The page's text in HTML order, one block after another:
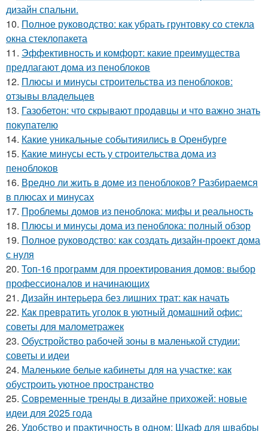
дизайн спальни.
10. Полное руководство: как убрать грунтовку со стекла
окна стеклопакета
11. Эффективность и комфорт: какие преимущества
предлагают дома из пеноблоков
12. Плюсы и минусы строительства из пеноблоков:
отзывы владельцев
13. Газобетон: что скрывают продавцы и что важно знать
покупателю
14. Какие уникальные событияились в Оренбурге
15. Какие минусы есть у строительства дома из
пеноблоков
16. Вредно ли жить в доме из пеноблоков? Разбираемся
в плюсах и минусах
17. Проблемы домов из пеноблока: мифы и реальность
18. Плюсы и минусы дома из пеноблока: полный обзор
19. Полное руководство: как создать дизайн-проект дома
с нуля
20. Топ-16 программ для проектирования домов: выбор
профессионалов и начинающих
21. Дизайн интерьера без лишних трат: как начать
22. Как превратить уголок в уютный домашний офис:
советы для малометражек
23. Обустройство рабочей зоны в маленькой студии:
советы и идеи
24. Маленькие белые кабинеты для на участке: как
обустроить уютное пространство
25. Современные тренды в дизайне прихожей: новые
идеи для 2025 года
26. Удобство и практичность в одном: Шкаф для швабры